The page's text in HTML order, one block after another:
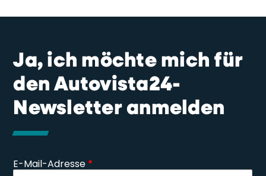
Ja, ich möchte mich für
den Autovista24-
Newsletter anmelden